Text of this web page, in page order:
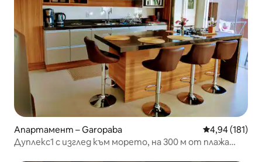
Апартамент – Garopaba Средна
4,94 (181)
Дуплекс1 с изглед към морето, на 300 м от плажа